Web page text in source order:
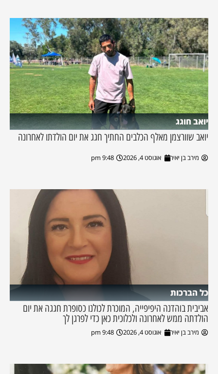
יואב חוגג
יואב שוורצמן מאלף הכלבים החתיך חגג את יום הולדתו לאחרונה
מירב בן יאיר אוגוסט 4, 2026 9:48 pm
כל הברכות
אביבית בוהדנה היפיפייה, המוכרת לכולנו כסופרת חגגה את יום
הולדתה ממש לאחרונה ולכלוכית כאן כדי לפרגן לך
מירב בן יאיר אוגוסט 4, 2026 9:48 pm